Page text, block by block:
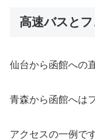
高速バスと
仙台から函館への
青森から函館へは
アクセスの一例です